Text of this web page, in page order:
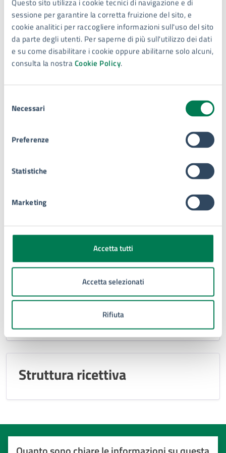
Questo sito utilizza i cookie tecnici di navigazione e di
sessione per garantire la corretta fruizione del sito, e
cookie analitici per raccogliere informazioni sull'uso del sito
da parte degli utenti. Per saperne di più sull'utilizzo dei dati
e su come disabilitare i cookie oppure abilitarne solo alcuni,
consulta la nostraCookie Policy.
delNecessari
Preferenze
Statistiche
Marketing
Accetta tutti
Accetta selezionati
Rifiuta
Enti ed Uffici
Infrastruttura e impianto
Luogo per lo sport e il tempo
libero
Monumento o complesso
monumentale
Parco e giardino
Struttura ricettiva